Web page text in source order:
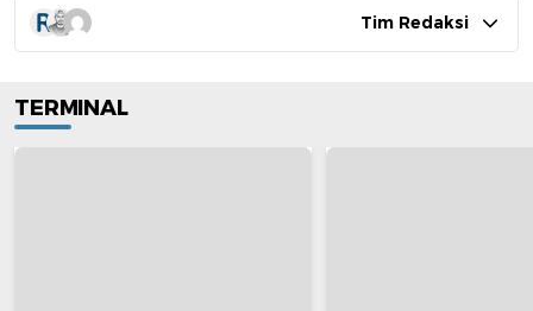
Tim Redaksi
TERMINAL